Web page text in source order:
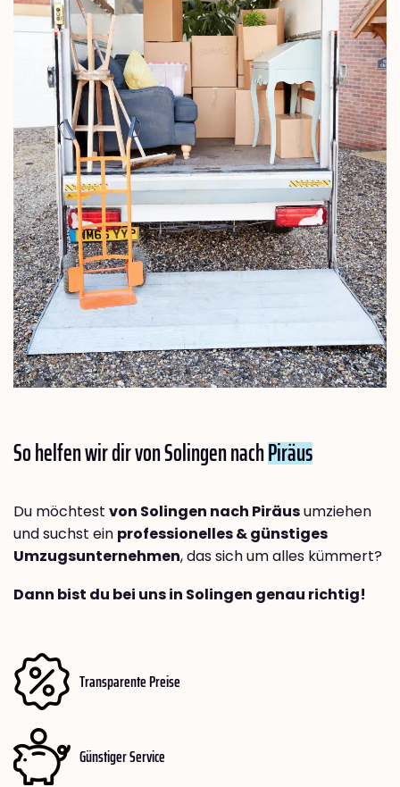
So helfen wir dir von Solingen nachPiräus
Du möchtest von Solingen nach Piräusumziehen
und suchst ein professionelles & günstiges
Umzugsunternehmen, das sich um alles kümmert?
Dann bist du bei uns in Solingen genau richtig!
Transparente Preise
Günstiger Service